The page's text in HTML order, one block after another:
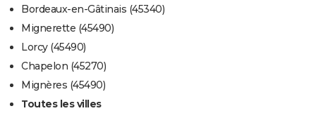
Bordeaux-en-Gâtinais (45340)
Mignerette (45490)
Lorcy (45490)
Chapelon (45270)
Mignères (45490)
Toutes les villes